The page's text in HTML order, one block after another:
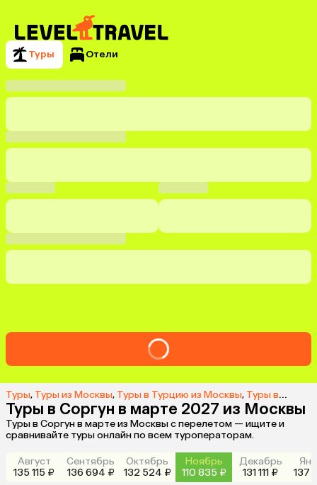
Туры Отели
Туры, Туры из Москвы, Туры в Турцию из Москвы, Туры в Соргун из Москвы
Туры в Соргун в марте 2027 из Москвы
Туры в Соргун в марте из Москвы с перелетом — ищите и
сравнивайте туры онлайн по всем туроператорам.
Август
135 115 ₽
Сентябрь
136 694 ₽
Октябрь
132 524 ₽
Ноябрь
110 835 ₽
Декабрь
131 111 ₽
137